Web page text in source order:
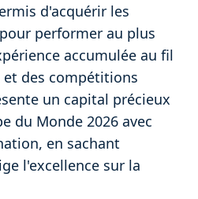
d'acquérir les
performer au plus
accumulée au fil
des compétitions
un capital précieux
du Monde 2026 avec
en sachant
l'excellence sur la